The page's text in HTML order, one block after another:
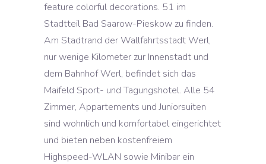
feature colorful decorations. 51 im
Stadtteil Bad Saarow-Pieskow zu finden.
Am Stadtrand der Wallfahrtsstadt Werl,
nur wenige Kilometer zur Innenstadt und
dem Bahnhof Werl, befindet sich das
Maifeld Sport- und Tagungshotel. Alle 54
Zimmer, Appartements und Juniorsuiten
sind wohnlich und komfortabel eingerichtet
und bieten neben kostenfreiem
Highspeed-WLAN sowie Minibar ein